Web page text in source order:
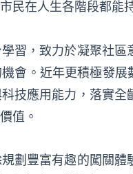
民在人生各階段都能
習，致力於凝聚社
會。近年更積極發展
技應用能力，落實全
值。
劃豐富有趣的闖關體